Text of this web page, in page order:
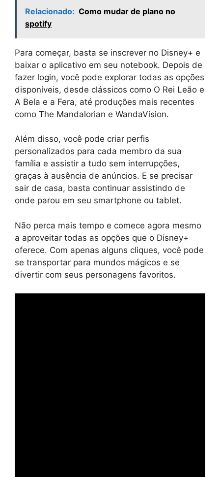
Relacionado: Como mudar de plano no
spotify
Para começar, basta se inscrever no Disney+ e
baixar o aplicativo em seu notebook. Depois de
fazer login, você pode explorar todas as opções
disponíveis, desde clássicos como O Rei Leão e
A Bela e a Fera, até produções mais recentes
como The Mandalorian e WandaVision.
Além disso, você pode criar perfis
personalizados para cada membro da sua
família e assistir a tudo sem interrupções,
graças à ausência de anúncios. E se precisar
sair de casa, basta continuar assistindo de
onde parou em seu smartphone ou tablet.
Não perca mais tempo e comece agora mesmo
a aproveitar todas as opções que o Disney+
oferece. Com apenas alguns cliques, você pode
se transportar para mundos mágicos e se
divertir com seus personagens favoritos.